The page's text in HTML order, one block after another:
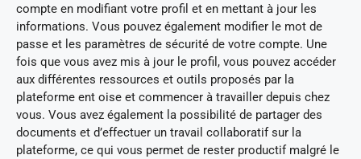
compte en modifiant votre profil et en mettant à jour les
informations. Vous pouvez également modifier le mot de
passe et les paramètres de sécurité de votre compte. Une
fois que vous avez mis à jour le profil, vous pouvez accéder
aux différentes ressources et outils proposés par la
plateforme ent oise et commencer à travailler depuis chez
vous. Vous avez également la possibilité de partager des
documents et d’effectuer un travail collaboratif sur la
plateforme, ce qui vous permet de rester productif malgré le